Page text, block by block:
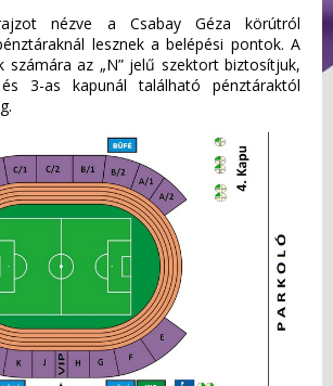
nézve a Csabay Géza körútról
lesznek a belépési pontok. A
számára az „N” jelű szektort biztosítjuk,
3-as kapunál található pénztáraktól